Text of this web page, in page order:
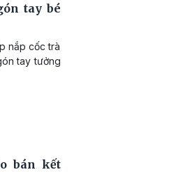
tay bé
nắp cốc trà
tay tưởng
bán kết